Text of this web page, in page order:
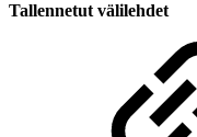
Tallennetut välilehdet